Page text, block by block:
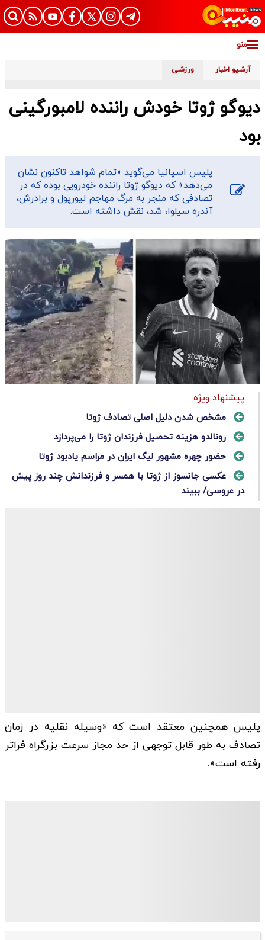
منو
آرشیو اخبار ورزشی
دیوگو ژوتا خودش راننده لامبورگینی
بود
پلیس اسپانیا می‌گوید «تمام شواهد تاکنون نشان
می‌دهد» که دیوگو ژوتا راننده خودرویی بوده که در
تصادفی که منجر به مرگ مهاجم لیورپول و برادرش،
آندره سیلوا، شد، نقش داشته است.
پیشنهاد ویژه
مشخص شدن دلیل اصلی تصادف ژوتا
رونالدو هزینه تحصیل فرزندان ژوتا را می‌پردازد
حضور چهره مشهور لیگ ایران در مراسم یادبود ژوتا
عکسی جانسوز از ژوتا با همسر و فرزندانش چند روز پیش
در عروسی/ ببیند
پلیس همچنین معتقد است که «وسیله نقلیه در زمان
تصادف به طور قابل توجهی از حد مجاز سرعت بزرگراه فراتر
رفته است».